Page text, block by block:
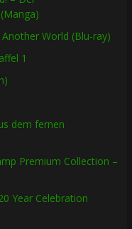
World (Blu-ray)
1
dem fernen
Premium Collection –
Year Celebration